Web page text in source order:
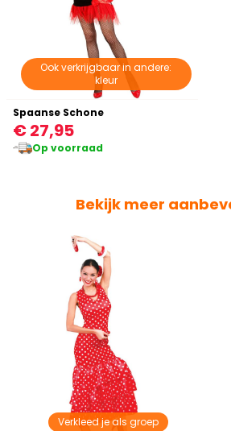
Ook verkrijgbaar in andere:
kleur
Spaanse Schone
€ 27,95
Op voorraad
Bekijk meer
Verkleed je als groep